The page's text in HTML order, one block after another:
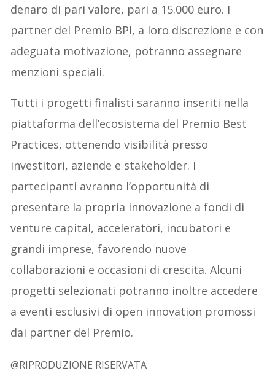
denaro di pari valore, pari a 15.000 euro. I
partner del Premio BPI, a loro discrezione e con
adeguata motivazione, potranno assegnare
menzioni speciali.
Tutti i progetti finalisti saranno inseriti nella
piattaforma dell’ecosistema del Premio Best
Practices, ottenendo visibilità presso
investitori, aziende e stakeholder. I
partecipanti avranno l’opportunità di
presentare la propria innovazione a fondi di
venture capital, acceleratori, incubatori e
grandi imprese, favorendo nuove
collaborazioni e occasioni di crescita. Alcuni
progetti selezionati potranno inoltre accedere
a eventi esclusivi di open innovation promossi
dai partner del Premio.
@RIPRODUZIONE RISERVATA